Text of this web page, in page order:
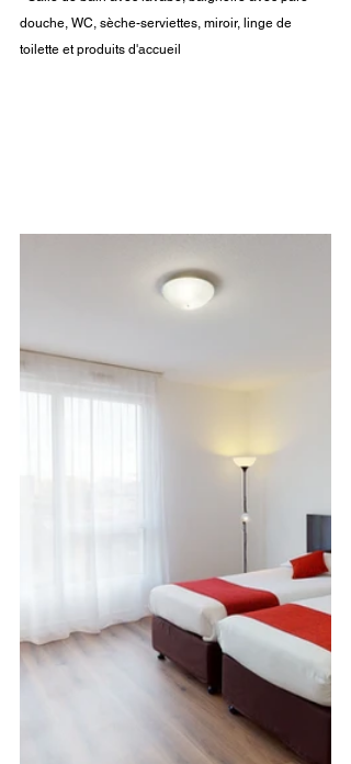
douche, WC, sèche-serviettes, miroir, linge de
toilette et produits d'accueil